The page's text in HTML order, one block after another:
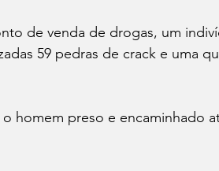
de venda de drogas, um
59 pedras de crack e uma
homem preso e encaminhado